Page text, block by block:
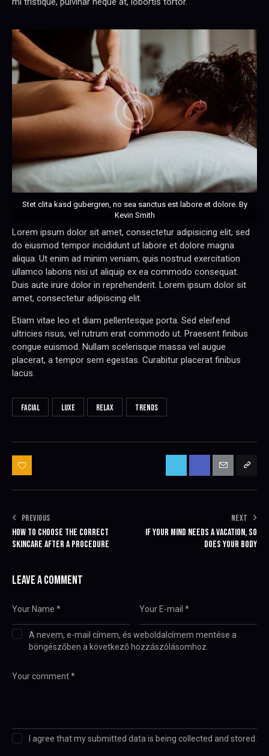
Stet clita kasd gubergren, no sea sanctus est labore et dolore. By
Kevin Smith
Lorem ipsum dolor sit amet, consectetur adipisicing elit, sed
do eiusmod tempor incididunt ut labore et dolore magna
aliqua. Ut enim ad minim veniam, quis nostrud exercitation
ullamco laboris nisi ut aliquip ex ea commodo consequat.
Duis aute irure dolor in reprehenderit. Lorem ipsum dolor sit
amet, consectetur adipiscing elit.
Etiam vitae leo et diam pellentesque porta. Sed eleifend
ultricies risus, vel rutrum erat commodo ut. Praesent finibus
congue euismod. Nullam scelerisque massa vel augue
placerat, a tempor sem egestas. Curabitur placerat finibus
lacus.
FACIAL LUXE RELAX TRENDS
BEJEGYZÉS NAVIGÁCIÓ
PREVIOUS
HOW TO CHOOSE THE CORRECT
SKINCARE AFTER A PROCEDURE
NEXT
IF YOUR MIND NEEDS A VACATION, SO
DOES YOUR BODY
LEAVE A COMMENT
A nevem, e-mail címem, és weboldalcímem mentése a
böngészőben a következő hozzászólásomhoz.
I agree that my submitted data is being collected and stored.